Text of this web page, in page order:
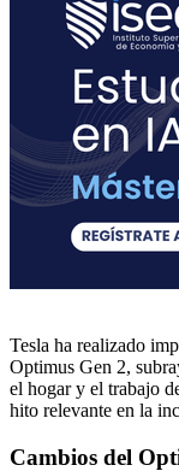
Tesla ha realizado
Optimus Gen 2,
el hogar y el trabajo
hito relevante en la
Cambios del